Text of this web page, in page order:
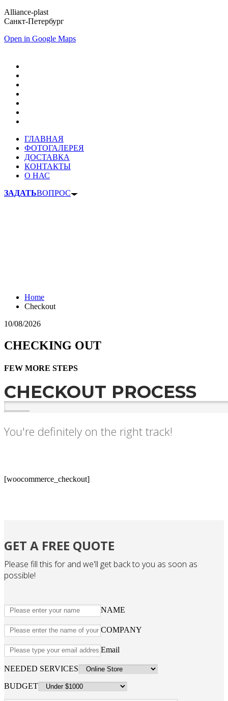
Alliance-plast
Санкт-Петербург
Open in Google Maps
ГЛАВНАЯ
ФОТОГАЛЕРЕЯ
ДОСТАВКА
КОНТАКТЫ
О НАС
ЗАДАТЬВОПРОС
Home
Checkout
10/08/2026
CHECKING OUT
FEW MORE STEPS
CHECKOUT PROCESS
You're definitely on the right track!
[woocommerce_checkout]
GET A FREE QUOTE
Please fill this for and we'll get back to you as soon as
possible!
NAME
COMPANY
Email
NEEDED SERVICES
BUDGET